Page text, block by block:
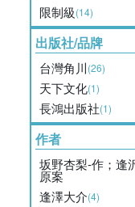
限制級(14)
出版社/品牌
台灣角川(26)
天下文化(1)
長鴻出版社(1)
作者
坂野杏梨-作；逢
原案
逢澤大介(4)